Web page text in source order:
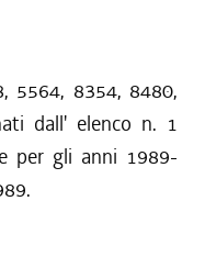
5564, 8354, 8480,
dall' elenco n. 1
per gli anni 1989-